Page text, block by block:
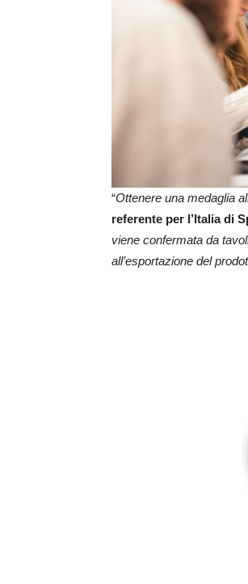
“Ottenere una medaglia
referente per l’Italia di
viene confermata da
all’esportazione del